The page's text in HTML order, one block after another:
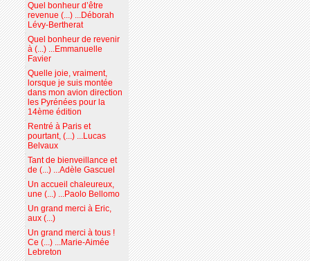
Quel bonheur d’être
revenue (...) ...Déborah
Lévy-Bertherat
Quel bonheur de revenir
à (...) ...Emmanuelle
Favier
Quelle joie, vraiment,
lorsque je suis montée
dans mon avion direction
les Pyrénées pour la
14ème édition
Rentré à Paris et
pourtant, (...) ...Lucas
Belvaux
Tant de bienveillance et
de (...) ...Adèle Gascuel
Un accueil chaleureux,
une (...) ...Paolo Bellomo
Un grand merci à Eric,
aux (...)
Un grand merci à tous !
Ce (...) ...Marie-Aimée
Lebreton